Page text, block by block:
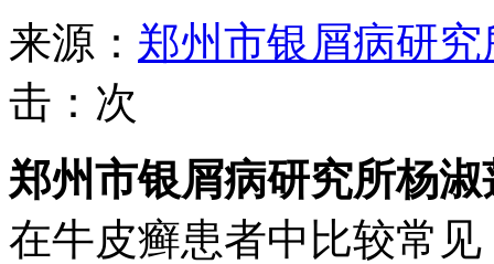
来源： 郑州市银屑病研
击： 次
郑州市银屑病研究所杨淑
在牛皮癣患者中比较常